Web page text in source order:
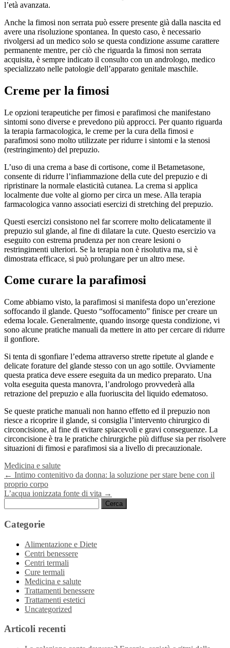
l’età avanzata.
Anche la fimosi non serrata può essere presente già dalla nascita ed
avere una risoluzione spontanea. In questo caso, è necessario
rivolgersi ad un medico solo se questa condizione assume carattere
permanente mentre, per ciò che riguarda la fimosi non serrata
acquisita, è sempre indicato il consulto con un andrologo, medico
specializzato nelle patologie dell’apparato genitale maschile.
Creme per la fimosi
Le opzioni terapeutiche per fimosi e parafimosi che manifestano
sintomi sono diverse e prevedono più approcci. Per quanto riguarda
la terapia farmacologica, le creme per la cura della fimosi e
parafimosi sono molto utilizzate per ridurre i sintomi e la stenosi
(restringimento) del prepuzio.
L’uso di una crema a base di cortisone, come il Betametasone,
consente di ridurre l’infiammazione della cute del prepuzio e di
ripristinare la normale elasticità cutanea. La crema si applica
localmente due volte al giorno per circa un mese. Alla terapia
farmacologica vanno associati esercizi di stretching del prepuzio.
Questi esercizi consistono nel far scorrere molto delicatamente il
prepuzio sul glande, al fine di dilatare la cute. Questo esercizio va
eseguito con estrema prudenza per non creare lesioni o
restringimenti ulteriori. Se la terapia non è risolutiva ma, si è
dimostrata efficace, si può prolungare per un altro mese.
Come curare la parafimosi
Come abbiamo visto, la parafimosi si manifesta dopo un’erezione
soffocando il glande. Questo “soffocamento” finisce per creare un
edema locale. Generalmente, quando insorge questa condizione, vi
sono alcune pratiche manuali da mettere in atto per cercare di ridurre
il gonfiore.
Si tenta di sgonfiare l’edema attraverso strette ripetute al glande e
delicate forature del glande stesso con un ago sottile. Ovviamente
questa pratica deve essere eseguita da un medico preparato. Una
volta eseguita questa manovra, l’andrologo provvederà alla
retrazione del prepuzio e alla fuoriuscita del liquido edematoso.
Se queste pratiche manuali non hanno effetto ed il prepuzio non
riesce a ricoprire il glande, si consiglia l’intervento chirurgico di
circoncisione, al fine di evitare spiacevoli e gravi conseguenze. La
circoncisione è tra le pratiche chirurgiche più diffuse sia per risolvere
situazioni di fimosi e parafimosi sia a livello di precauzionale.
Medicina e salute
Navigazione
articoli
← Intimo contenitivo da donna: la soluzione per stare bene con il
proprio corpo
L’acqua ionizzata fonte di vita →
per:
Categorie
Alimentazione e Diete
Centri benessere
Centri termali
Cure termali
Medicina e salute
Trattamenti benessere
Trattamenti estetici
Uncategorized
Articoli recenti